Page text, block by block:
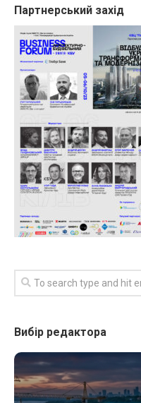
Партнерський захід
Вибір редактора